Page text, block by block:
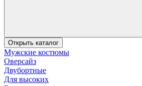
Открыть каталог
Мужские костюмы
Оверсайз
Двубортные
Для высоких